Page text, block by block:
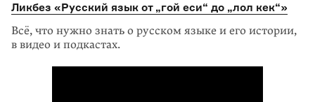
Ликбез «Русский язык от „гой еси“ до „лол кек“»
Всё, что нужно знать о русском языке и его истории,
в видео и подкастах.